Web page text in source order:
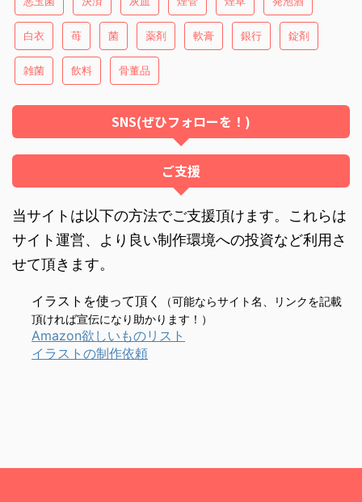
白衣 苺 菌 薬剤 軟膏 銀行 錠剤
雑菌 飲料 骨董品
SNS(ぜひフォローを！)
ご支援
当サイトは以下の方法でご支援頂けます。これらは
サイト運営、より良い制作環境への投資など利用さ
せて頂きます。
イラストを使って頂く
（可能ならサイト名、リンクを記載
頂ければ宣伝になり助かります！）
Amazon欲しいものリスト
イラストの制作依頼